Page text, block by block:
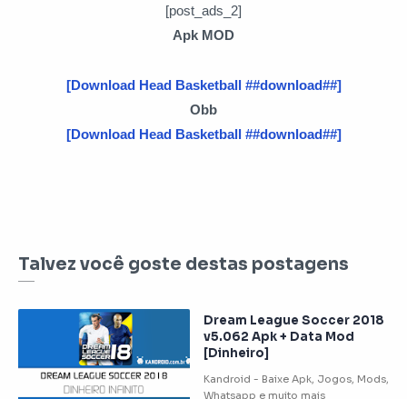
[post_ads_2]
Apk MOD
[Download Head Basketball ##download##]
Obb
[Download Head Basketball ##download##]
Talvez você goste destas postagens
Dream League Soccer 2018
v5.062 Apk + Data Mod
[Dinheiro]